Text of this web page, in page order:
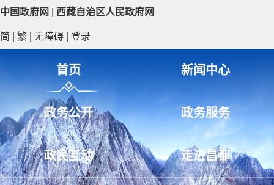
中国政府网 西藏自治区人民政府网
简 繁 无障碍 登录
首页 新闻中心
政务公开 政务服务
政民互动 走进昌都